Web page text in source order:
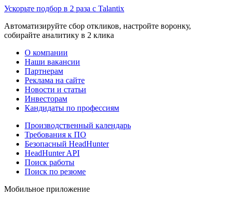
Ускорьте подбор в 2 раза с Talantix
Автоматизируйте сбор откликов, настройте воронку,
собирайте аналитику в 2 клика
О компании
Наши вакансии
Партнерам
Реклама на сайте
Новости и статьи
Инвесторам
Кандидаты по профессиям
Производственный календарь
Требования к ПО
Безопасный HeadHunter
HeadHunter API
Поиск работы
Поиск по резюме
Мобильное приложение